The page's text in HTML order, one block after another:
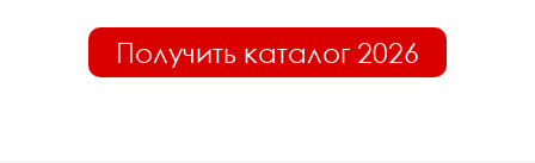
Получить каталог 2026